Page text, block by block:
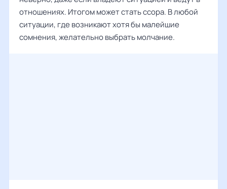
отношениях. Итогом может стать ссора. В любой
ситуации, где возникают хотя бы малейшие
сомнения, желательно выбрать молчание.